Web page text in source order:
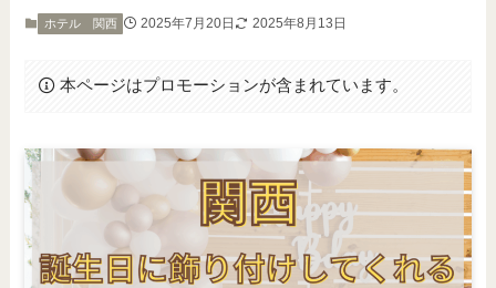
ホテル 関西 2025年7月20日 2025年8月13日
本ページはプロモーションが含まれています。